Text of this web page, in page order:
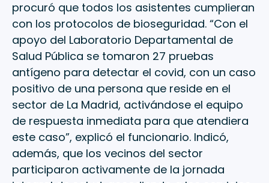
procuró que todos los asistentes cumplieran
con los protocolos de bioseguridad. “Con el
apoyo del Laboratorio Departamental de
Salud Pública se tomaron 27 pruebas
antígeno para detectar el covid, con un caso
positivo de una persona que reside en el
sector de La Madrid, activándose el equipo
de respuesta inmediata para que atendiera
este caso”, explicó el funcionario. Indicó,
además, que los vecinos del sector
participaron activamente de la jornada